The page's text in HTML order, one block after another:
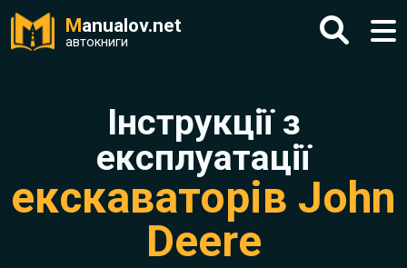
Manualov.net
автокниги
Інструкції з
експлуатації
екскаваторів John
Deere